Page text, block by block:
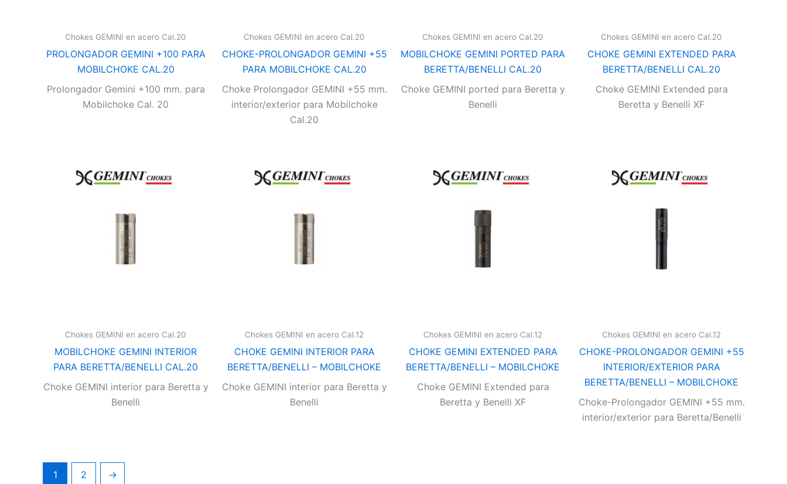
Chokes GEMINI en acero Cal.20
PROLONGADOR GEMINI +100 PARA
MOBILCHOKE CAL.20
Prolongador Gemini +100 mm. para
Mobilchoke Cal. 20
Chokes GEMINI en acero Cal.20
CHOKE-PROLONGADOR GEMINI +55
PARA MOBILCHOKE CAL.20
Choke Prolongador GEMINI +55 mm.
interior/exterior para Mobilchoke
Cal.20
Chokes GEMINI en acero Cal.20
MOBILCHOKE GEMINI PORTED PARA
BERETTA/BENELLI CAL.20
Choke GEMINI ported para Beretta y
Benelli
Chokes GEMINI en acero Cal.20
CHOKE GEMINI EXTENDED PARA
BERETTA/BENELLI CAL.20
Choke GEMINI Extended para
Beretta y Benelli XF
Chokes GEMINI en acero Cal.20
MOBILCHOKE GEMINI INTERIOR
PARA BERETTA/BENELLI CAL.20
Choke GEMINI interior para Beretta y
Benelli
Chokes GEMINI en acero Cal.12
CHOKE GEMINI INTERIOR PARA
BERETTA/BENELLI – MOBILCHOKE
Choke GEMINI interior para Beretta y
Benelli
Chokes GEMINI en acero Cal.12
CHOKE GEMINI EXTENDED PARA
BERETTA/BENELLI – MOBILCHOKE
Choke GEMINI Extended para
Beretta y Benelli XF
Chokes GEMINI en acero Cal.12
CHOKE-PROLONGADOR GEMINI +55
INTERIOR/EXTERIOR PARA
BERETTA/BENELLI – MOBILCHOKE
Choke-Prolongador GEMINI +55 mm.
interior/exterior para Beretta/Benelli
1 2 →